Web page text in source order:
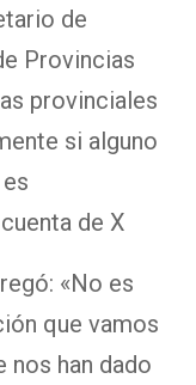
de
Provincias
provinciales
si alguno
de X
«No es
que vamos
nos han dado